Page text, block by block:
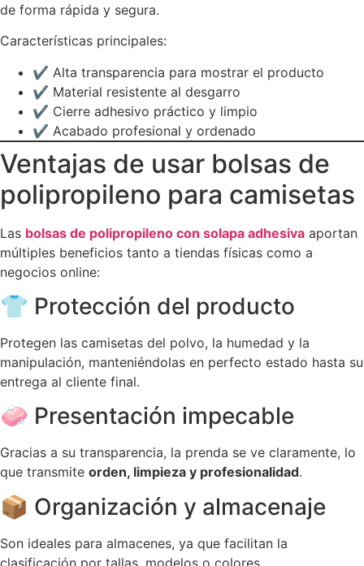
de forma rápida y segura.
Características principales:
✔️ Alta transparencia para mostrar el producto
✔️ Material resistente al desgarro
✔️ Cierre adhesivo práctico y limpio
✔️ Acabado profesional y ordenado
Ventajas de usar bolsas de
polipropileno para camisetas
Las bolsas de polipropileno con solapa adhesiva aportan
múltiples beneficios tanto a tiendas físicas como a
negocios online:
👕 Protección del producto
Protegen las camisetas del polvo, la humedad y la
manipulación, manteniéndolas en perfecto estado hasta su
entrega al cliente final.
🧼 Presentación impecable
Gracias a su transparencia, la prenda se ve claramente, lo
que transmite orden, limpieza y profesionalidad.
📦 Organización y almacenaje
Son ideales para almacenes, ya que facilitan la
clasificación por tallas, modelos o colores.